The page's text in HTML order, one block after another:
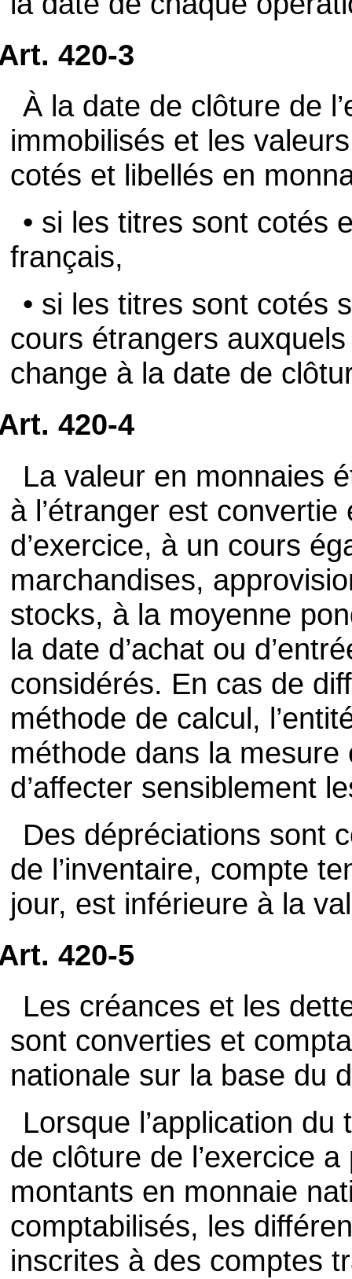
420-3
À la date de clôture de
immobilisés et les
cotés et libellés en
• si les titres sont cotés
français,
• si les titres sont cotés
cours étrangers
change à la date de
420-4
La valeur en monnaies
à l’étranger est
d’exercice, à un cours
marchandises,
stocks, à la moyenne
la date d’achat ou
considérés. En cas de
méthode de calcul,
méthode dans la mesure
d’affecter sensiblement
Des dépréciations sont
de l’inventaire, compte
jour, est inférieure à la
420-5
Les créances et les
sont converties et
nationale sur la base du
Lorsque l’application
de clôture de l’exercice
montants en monnaie
comptabilisés, les
inscrites à des comptes